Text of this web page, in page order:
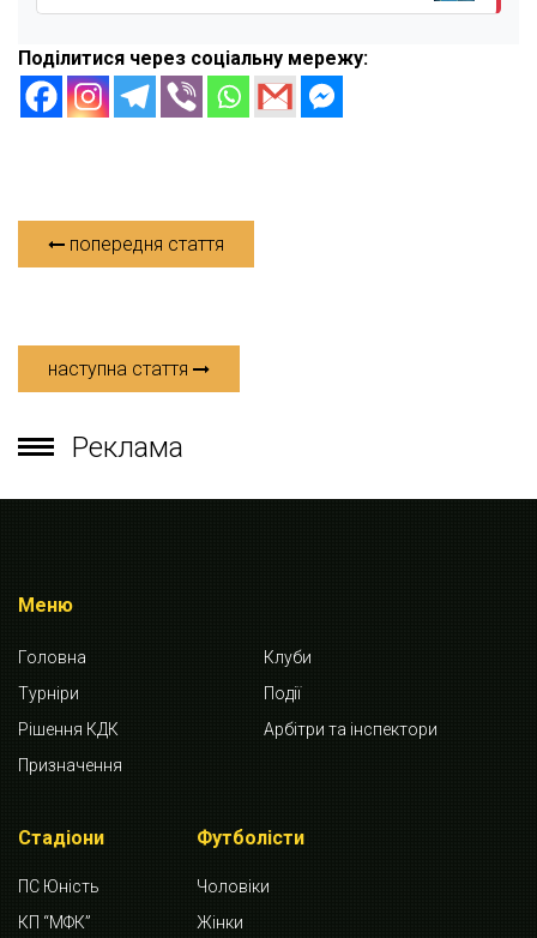
Поділитися через соціальну мережу:
попередня стаття
наступна стаття
Реклама
Меню
Головна
Клуби
Турніри
Події
Рішення КДК
Арбітри та інспектори
Призначення
Стадіони
ПС Юність
КП “МФК”
Футболісти
Чоловіки
Жінки